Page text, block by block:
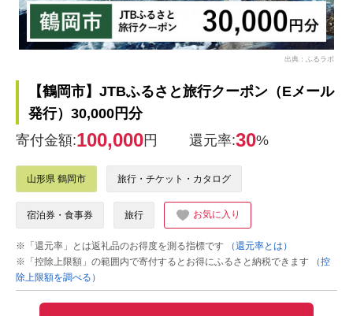
出典：ふるラボ
【鶴岡市】JTBふるさと旅行クーポン（Eメール
発行）30,000円分
寄付金額:100,000円 還元率:30%
山形県 鶴岡市 旅行・チケット・カタログ
宿泊券・食事券 旅行 お気に入り
※「還元率」とは返礼品のお得度を測る指標です
（還元率とは）
※「控除上限額」の範囲内で寄付するとお得にふるさと納税できます
（控
除上限額を調べる）